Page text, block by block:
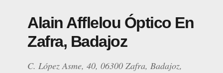
Alain Afflelou Óptico En
Zafra, Badajoz
C. López Asme, 40, 06300 Zafra, Badajoz,